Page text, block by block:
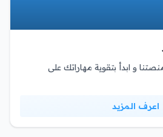
و ابدأ بتقوية مهاراتك على
اعرف المزيد